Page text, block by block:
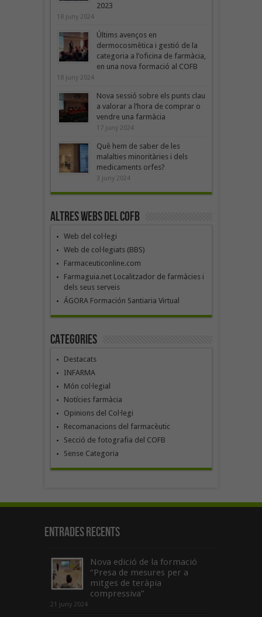
2023
18 juny 2024
Últims avenços en
dermocosmètica i gestió de la
categoria a l’oficina de farmàcia,
en una nova formació al COFB
18 juny 2024
Nova sessió sobre els punts clau
a valorar a l’hora de comprar o
vendre una farmàcia
17 juny 2024
Què hem de saber de les
malalties minoritàries i dels
medicaments orfes?
3 juny 2024
Altres webs del COFB
Web del col·legi
Web de col·legiats (BBS)
Farmaceuticonline.com
Farmaguia.net Localitzador de farmàcies i
dels seus serveis
ÁGORA Formación Santiaria Virtual
Categories
Destacats
INFARMA
Món col·legial
Notícies farmàcia
Opinions del Col·legi
Recomanacions del farmacèutic
Secció de fotografia del COFB
Sense Categoria
Entrades recents
Nova edició de la formació
“Presa de mesures per a
mitges de teràpia
compressiva”
21 juny 2024